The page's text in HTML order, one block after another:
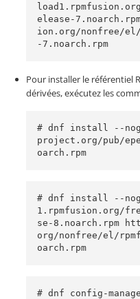
elease-
ion.org/nonfree/el/
-7.noarch.rpm
Pour installer le référentiel
dérivées, exécutez les
# dnf install --
project.org/pub/
oarch.rpm
# dnf install --
1.rpmfusion.org/
se-8.noarch.rpm
org/nonfree/el/
oarch.rpm
# dnf config-